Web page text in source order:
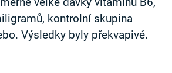
kontrolní skupina
Výsledky byly překvapivé.